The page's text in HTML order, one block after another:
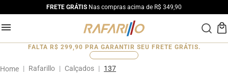
FRETE GRÁTIS Nas compras acima de R$ 349,90
FALTA R$ 299,90 PRA GARANTIR SEU FRETE GRÁTIS.
0
Rafarillo Calçados 137